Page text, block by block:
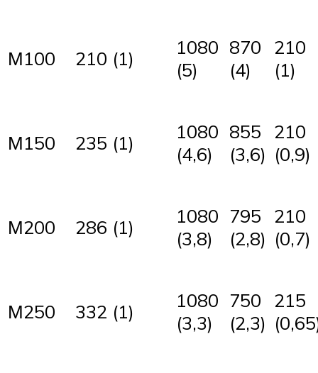
М100 210 (1)
1080
(5)
870
(4)
210
(1)
М150 235 (1)
1080
(4,6)
855
(3,6)
210
(0,9)
М200 286 (1)
1080
(3,8)
795
(2,8)
210
(0,7)
М250 332 (1)
1080
(3,3)
750
(2,3)
215